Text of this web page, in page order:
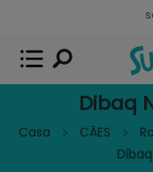
Dibaq
Casa CÃES
Superpet,
APP GRATIS